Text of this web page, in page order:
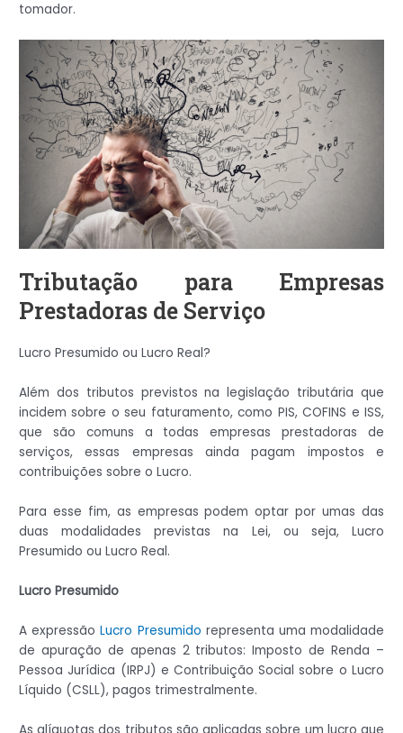
tomador.
Tributação para Empresas
Prestadoras de Serviço
Lucro Presumido ou Lucro Real?
Além dos tributos previstos na legislação tributária que
incidem sobre o seu faturamento, como PIS, COFINS e ISS,
que são comuns a todas empresas prestadoras de
serviços, essas empresas ainda pagam impostos e
contribuições sobre o Lucro.
Para esse fim, as empresas podem optar por umas das
duas modalidades previstas na Lei, ou seja, Lucro
Presumido ou Lucro Real.
Lucro Presumido
A expressãoLucro Presumido representa uma modalidade
de apuração de apenas 2 tributos: Imposto de Renda –
Pessoa Jurídica (IRPJ) e Contribuição Social sobre o Lucro
Líquido (CSLL), pagos trimestralmente.